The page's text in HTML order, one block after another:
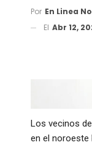
Por En Linea
El Abr 12,
Los vecinos
en el